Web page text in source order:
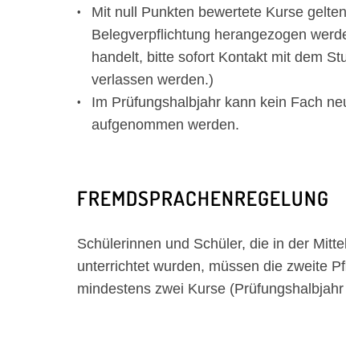
Mit null Punkten bewertete Kurse
Belegverpflichtung herangezogen
handelt, bitte sofort Kontakt mit dem
verlassen werden.)
Im Prüfungshalbjahr kann kein Fach
aufgenommen werden.
FREMDSPRACHENREGELUNG
Schülerinnen und Schüler, die in der
unterrichtet wurden, müssen die zweite
mindestens zwei Kurse